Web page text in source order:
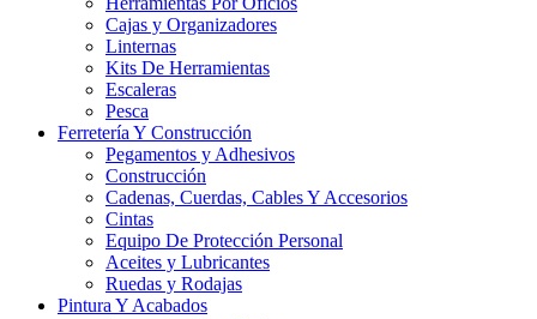
Cajas y Organizadores
Linternas
Kits De Herramientas
Escaleras
Pesca
Ferretería Y Construcción
Pegamentos y Adhesivos
Construcción
Cadenas, Cuerdas, Cables Y Accesorios
Cintas
Equipo De Protección Personal
Aceites y Lubricantes
Ruedas y Rodajas
Pintura Y Acabados